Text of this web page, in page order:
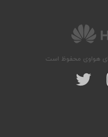
هواوی محفوظ است